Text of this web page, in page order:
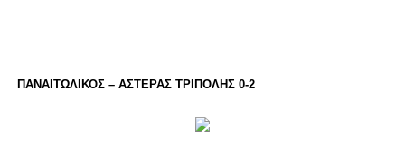
ΠΑΝΑΙΤΩΛΙΚΟΣ – ΑΣΤΕΡΑΣ ΤΡΙΠΟΛΗΣ 0-2